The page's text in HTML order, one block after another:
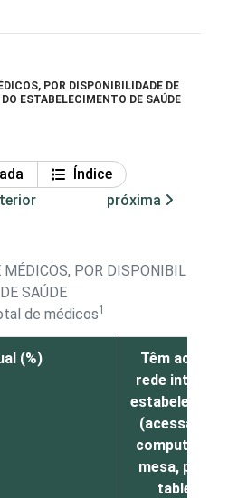
POR DISPONIBILIDADE DE
ESTABELECIMENTO DE SAÚDE
Índice
próxima
POR
SAÚDE
de médicos1
(%)
Têm acesso
rede interna
(acessada
computador
mesa,
tablet ou